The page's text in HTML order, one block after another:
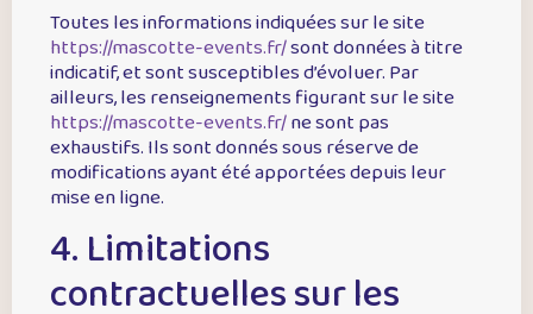
Toutes les informations indiquées sur le site
https://mascotte-events.fr/sont données à titre
indicatif, et sont susceptibles d’évoluer. Par
ailleurs, les renseignements figurant sur le site
https://mascotte-events.fr/ne sont pas
exhaustifs. Ils sont donnés sous réserve de
modifications ayant été apportées depuis leur
mise en ligne.
4. Limitations
contractuelles sur les